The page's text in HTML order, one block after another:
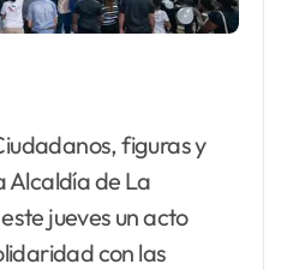
figuras y
Alcaldía de La
jueves un acto
con las